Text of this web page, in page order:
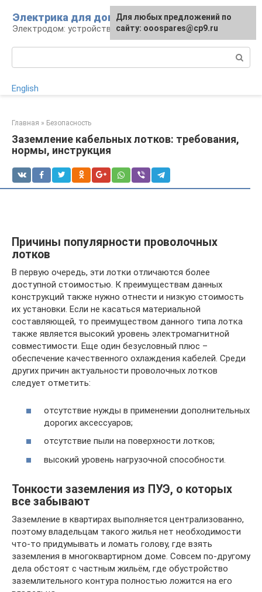
контенту
Электрика для дома
Электродом: устройства, кабели, ремонт
English
Главная » Безопасность
Заземление кабельных лотков: требования,
нормы, инструкция
Причины популярности проволочных
лотков
В первую очередь, эти лотки отличаются более
доступной стоимостью. К преимуществам данных
конструкций также нужно отнести и низкую стоимость
их установки. Если не касаться материальной
составляющей, то преимуществом данного типа лотка
также является высокий уровень электромагнитной
совместимости. Еще один безусловный плюс –
обеспечение качественного охлаждения кабелей. Среди
других причин актуальности проволочных лотков
следует отметить:
отсутствие нужды в применении дополнительных
дорогих аксессуаров;
отсутствие пыли на поверхности лотков;
высокий уровень нагрузочной способности.
Тонкости заземления из ПУЭ, о которых
все забывают
Заземление в квартирах выполняется централизованно,
поэтому владельцам такого жилья нет необходимости
что-то придумывать и ломать голову, где взять
заземления в многоквартирном доме. Совсем по-другому
дела обстоят с частным жильём, где обустройство
заземлительного контура полностью ложится на его
Для любых предложений по
сайту: ooospares@cp9.ru